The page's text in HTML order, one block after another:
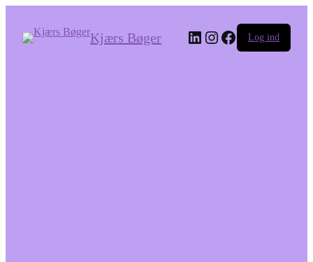
Kjærs Bøger LinkedIn
Instagram
Facebook
Log ind